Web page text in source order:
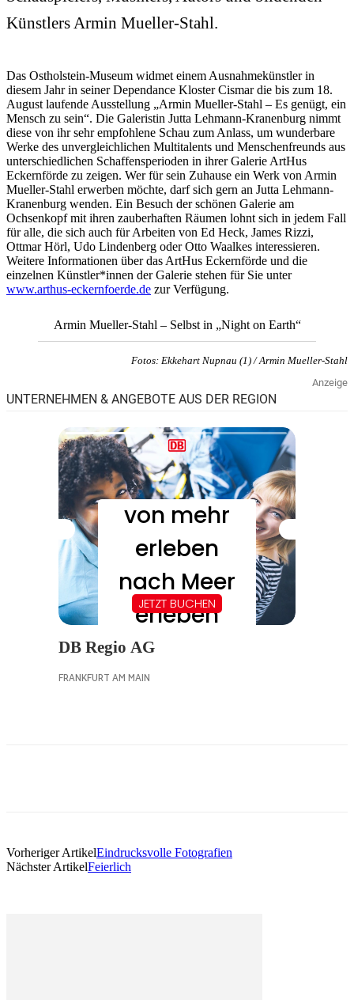
Künstlers Armin Mueller-Stahl.
Das Ostholstein-Museum widmet einem Ausnahmekünstler in
diesem Jahr in seiner Dependance Kloster Cismar die bis zum 18.
August laufende Ausstellung „Armin Mueller-Stahl – Es genügt, ein
Mensch zu sein“. Die Galeristin Jutta Lehmann-Kranenburg nimmt
diese von ihr sehr empfohlene Schau zum Anlass, um wunderbare
Werke des unvergleichlichen Multitalents und Menschenfreunds aus
unterschiedlichen Schaffensperioden in ihrer Galerie ArtHus
Eckernförde zu zeigen. Wer für sein Zuhause ein Werk von Armin
Mueller-Stahl erwerben möchte, darf sich gern an Jutta Lehmann-
Kranenburg wenden. Ein Besuch der schönen Galerie am
Ochsenkopf mit ihren zauberhaften Räumen lohnt sich in jedem Fall
für alle, die sich auch für Arbeiten von Ed Heck, James Rizzi,
Ottmar Hörl, Udo Lindenberg oder Otto Waalkes interessieren.
Weitere Informationen über das ArtHus Eckernförde und die
einzelnen Künstler*innen der Galerie stehen für Sie unter
www.arthus-eckernfoerde.de zur Verfügung.
Armin Mueller-Stahl – Selbst in „Night on Earth“
Fotos: Ekkehart Nupnau (1) / Armin Mueller-Stahl
Vorheriger ArtikelEindrucksvolle Fotografien
Nächster ArtikelFeierlich